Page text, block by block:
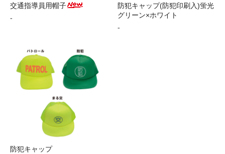
交通指導員用帽子
-
防犯キャップ(防犯印刷入)蛍光
グリーン×ホワイト
-
防犯キャップ